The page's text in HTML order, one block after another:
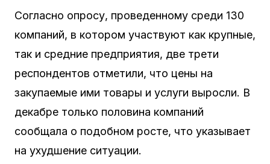
Согласно опросу, проведенному среди 130
компаний, в котором участвуют как крупные,
так и средние предприятия, две трети
респондентов отметили, что цены на
закупаемые ими товары и услуги выросли. В
декабре только половина компаний
сообщала о подобном росте, что указывает
на ухудшение ситуации.